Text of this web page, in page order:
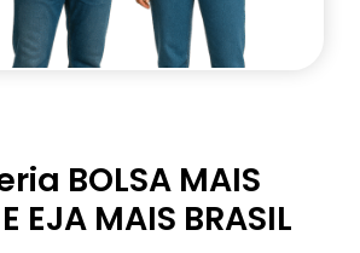
BOLSA MAIS
EJA MAIS BRASIL